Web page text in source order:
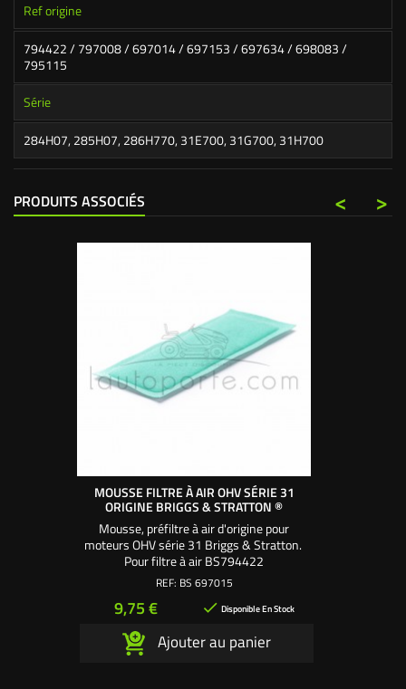
Ref origine
794422 / 797008 / 697014 / 697153 / 697634 / 698083 /
795115
Série
284H07, 285H07, 286H770, 31E700, 31G700, 31H700
PRODUITS ASSOCIÉS >
<
MOUSSE FILTRE À AIR OHV SÉRIE 31
ORIGINE BRIGGS & STRATTON ®
Mousse, préfiltre à air d'origine pour
moteurs OHV série 31 Briggs & Stratton.
Pour filtre à air BS794422
REF: BS 697015
Prix
9,75 €  Disponible En Stock
Ajouter au panier